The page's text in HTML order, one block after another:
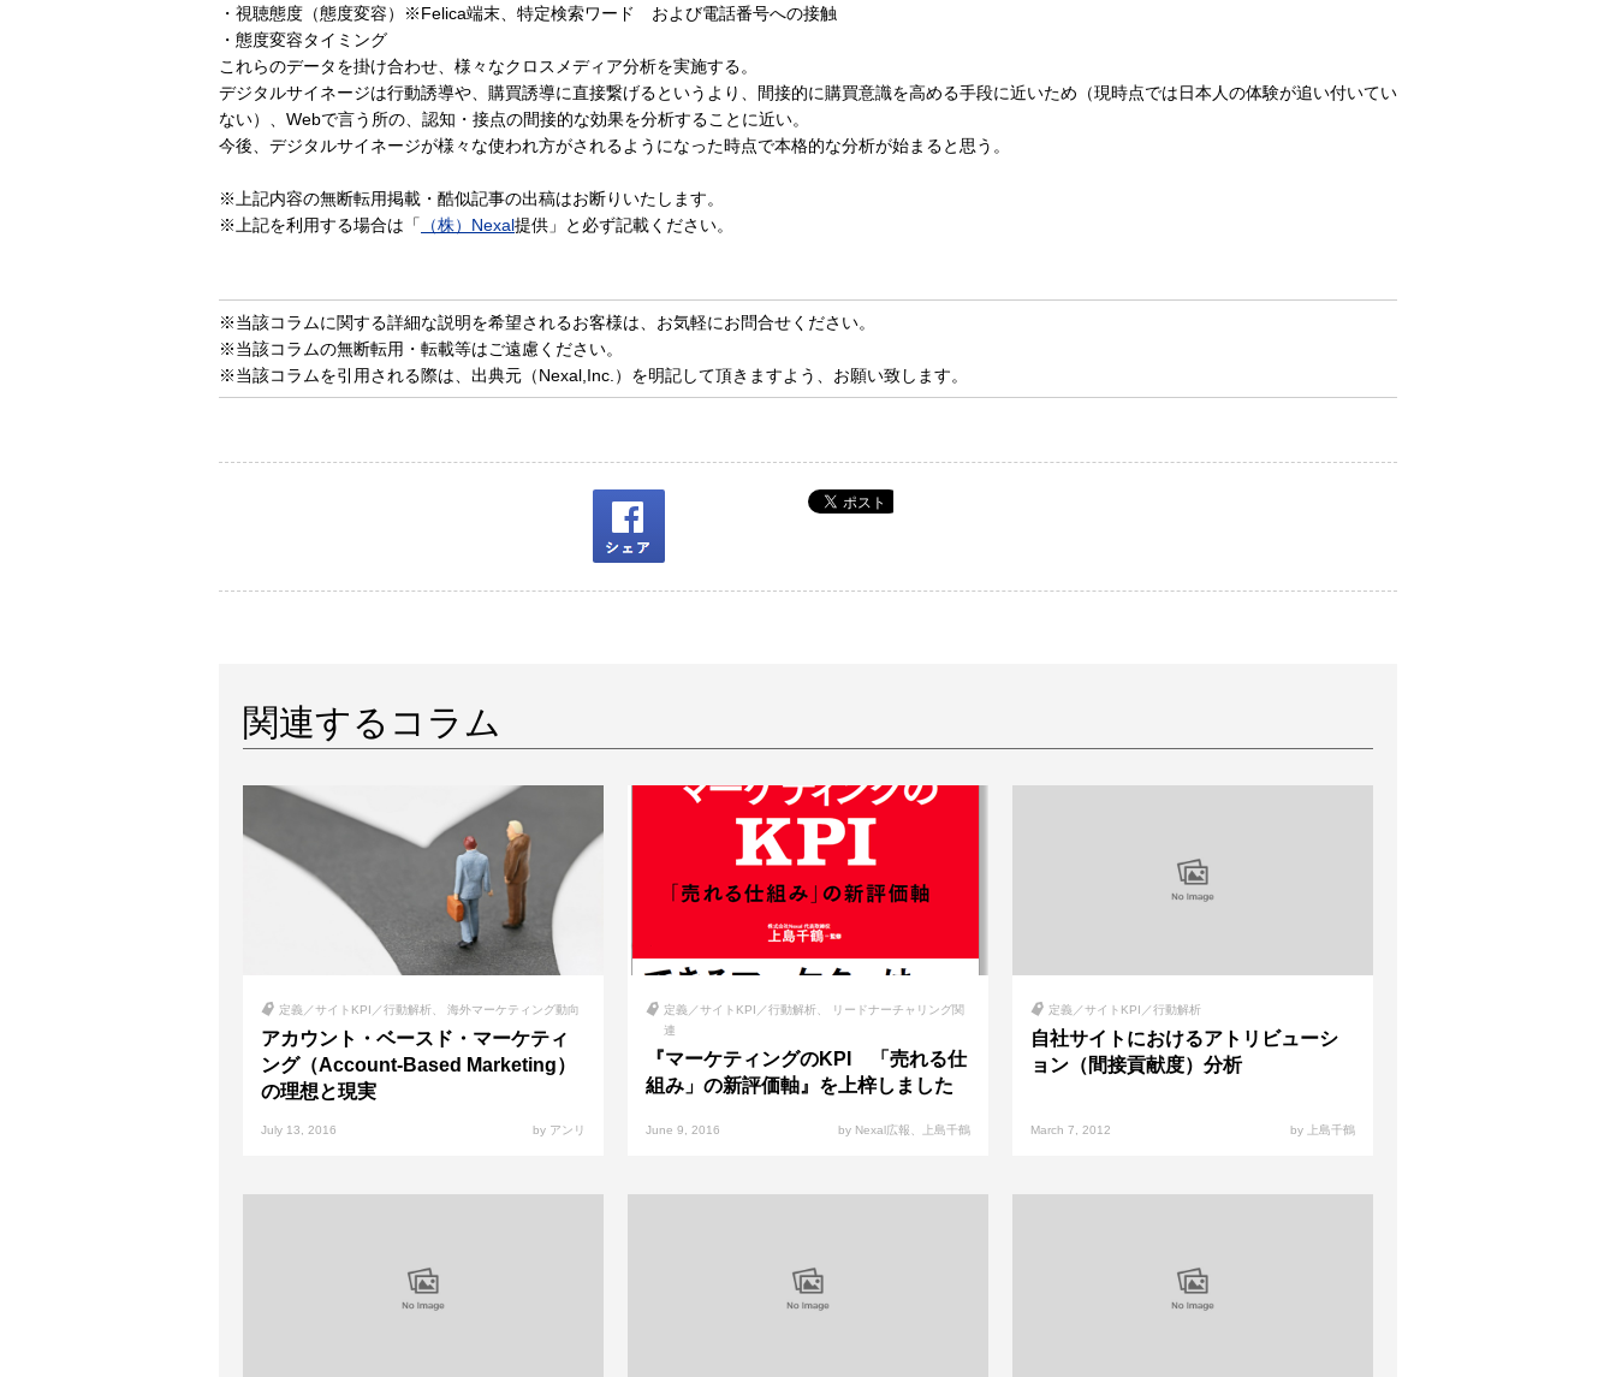
・視聴態度（態度変容）※Felica端末、特定検索ワード および電話番号への接触
・態度変容タイミング
これらのデータを掛け合わせ、様々なクロスメディア分析を実施する。
デジタルサイネージは行動誘導や、購買誘導に直接繋げるというより、間接的に購買意識を高める手段に近いため（現時点では日本人の体験が追い付いてい
ない）、Webで言う所の、認知・接点の間接的な効果を分析することに近い。
今後、デジタルサイネージが様々な使われ方がされるようになった時点で本格的な分析が始まると思う。
※上記内容の無断転用掲載・酷似記事の出稿はお断りいたします。
※上記を利用する場合は「
（株）Nexal提供」と必ず記載ください。
※当該コラムに関する詳細な説明を希望されるお客様は、お気軽にお問合せください。
※当該コラムの無断転用・転載等はご遠慮ください。
※当該コラムを引用される際は、出典元（Nexal,Inc.）を明記して頂きますよう、お願い致します。
関連するコラム
定義／サイトKPI／行動解析 海外マーケティング動向
アカウント・ベースド・マーケティ
ング（Account-Based Marketing）
の理想と現実
July 13, 2016 by アンリ
定義／サイトKPI／行動解析
リードナーチャリング関
連
『マーケティングのKPI 「売れる仕
組み」の新評価軸』を上梓しました
June 9, 2016 by Nexal広報、上島千鶴
定義／サイトKPI／行動解析
自社サイトにおけるアトリビューシ
ョン（間接貢献度）分析
March 7, 2012 by 上島千鶴